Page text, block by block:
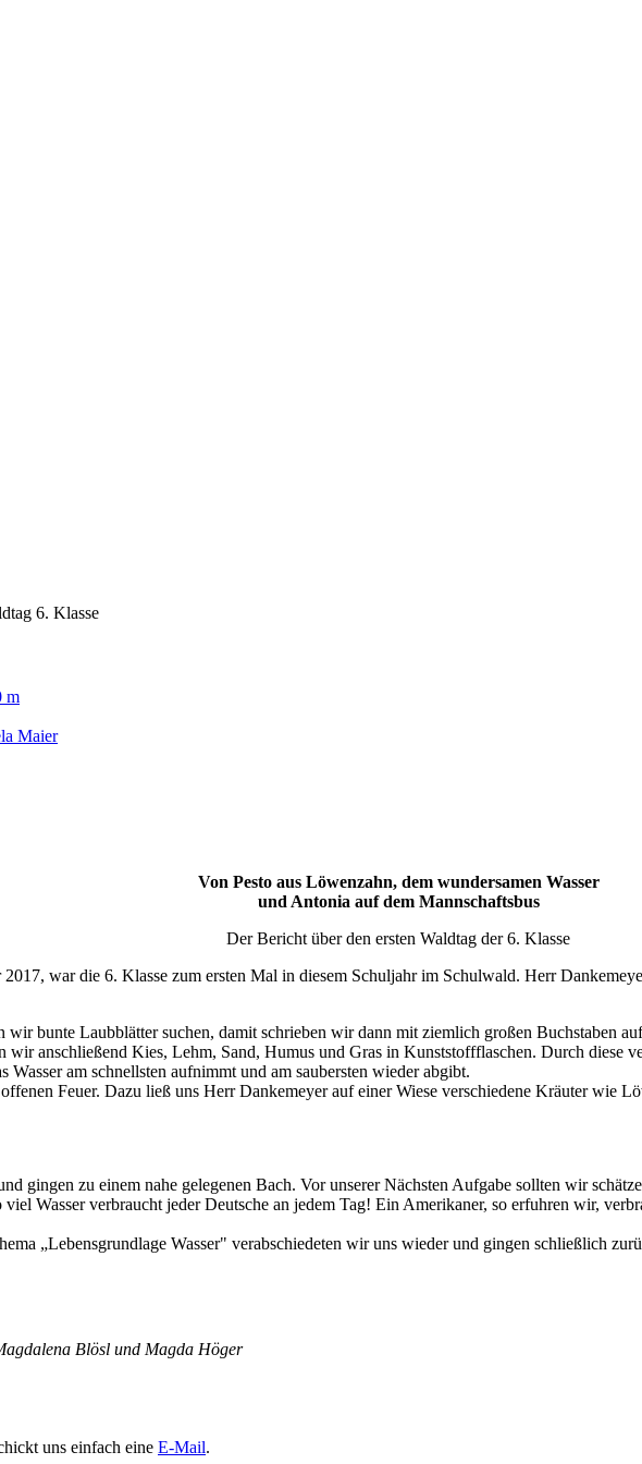
6. Klasse
m
Maier
Von Pesto aus Löwenzahn, dem wundersamen Wasser
und Antonia auf dem Mannschaftsbus
Der Bericht über den ersten Waldtag der 6. Klasse
war die 6. Klasse zum ersten Mal in diesem Schuljahr im Schulwald. Herr
wir bunte Laubblätter suchen, damit schrieben wir dann mit ziemlich großen Buchstaben
wir anschließend Kies, Lehm, Sand, Humus und Gras in Kunststoffflaschen. Durch diese
Wasser am schnellsten aufnimmt und am saubersten wieder abgibt.
Feuer. Dazu ließ uns Herr Dankemeyer auf einer Wiese verschiedene Kräuter wie
gingen zu einem nahe gelegenen Bach. Vor unserer Nächsten Aufgabe sollten wir
Wasser verbraucht jeder Deutsche an jedem Tag! Ein Amerikaner, so erfuhren wir,
„Lebensgrundlage Wasser" verabschiedeten wir uns wieder und gingen schließlich
Blösl und Magda Höger
uns einfach eine E-Mail.